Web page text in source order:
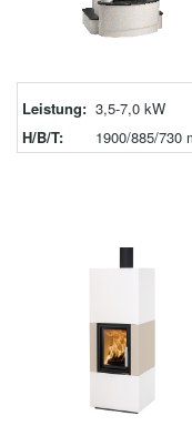
Leistung: 3,5-7,0 kW
H/B/T:
1900/885/730